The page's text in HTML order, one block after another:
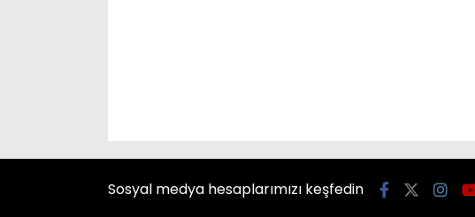
Sosyal medya hesaplarımızı keşfedin